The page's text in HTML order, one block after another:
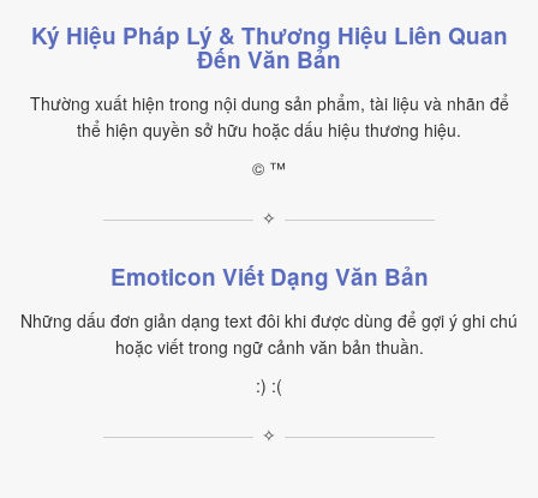
Ký Hiệu Pháp Lý & Thương Hiệu Liên Quan
Đến Văn Bản
Thường xuất hiện trong nội dung sản phẩm, tài liệu và nhãn để
thể hiện quyền sở hữu hoặc dấu hiệu thương hiệu.
© ™
✧
Emoticon Viết Dạng Văn Bản
Những dấu đơn giản dạng text đôi khi được dùng để gợi ý ghi chú
hoặc viết trong ngữ cảnh văn bản thuần.
:) :(
✧